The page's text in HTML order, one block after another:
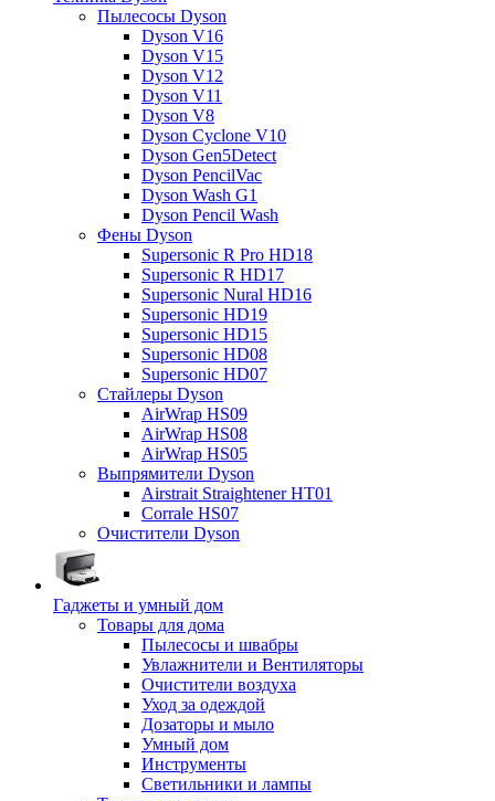
Пылесосы Dyson
Dyson V16
Dyson V15
Dyson V12
Dyson V11
Dyson V8
Dyson Cyclone V10
Dyson Gen5Detect
Dyson PencilVac
Dyson Wash G1
Dyson Pencil Wash
Фены Dyson
Supersonic R Pro HD18
Supersonic R HD17
Supersonic Nural HD16
Supersonic HD19
Supersonic HD15
Supersonic HD08
Supersonic HD07
Стайлеры Dyson
AirWrap HS09
AirWrap HS08
AirWrap HS05
Выпрямители Dyson
Airstrait Straightener HT01
Corrale HS07
Очистители Dyson
Гаджеты и умный дом
Товары для дома
Пылесосы и швабры
Увлажнители и Вентиляторы
Очистители воздуха
Уход за одеждой
Дозаторы и мыло
Умный дом
Инструменты
Светильники и лампы